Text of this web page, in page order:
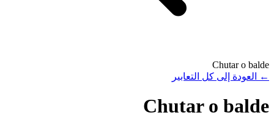
Chutar o balde
←
العودة إلى كل التعابير
Chutar o balde